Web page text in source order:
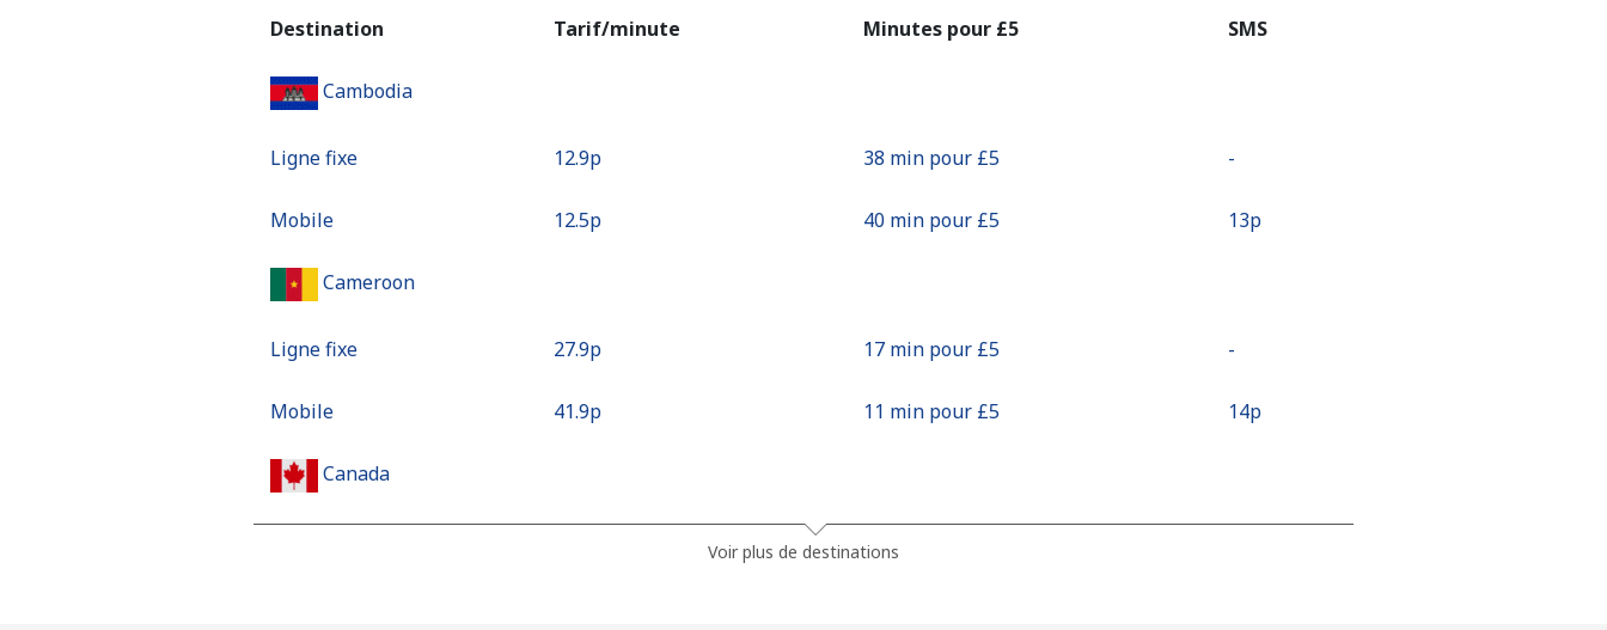
Destination Tarif/minute Minutes pour ⁦£5⁩ SMS
Cambodia
Ligne fixe ⁦12.9p⁩ 38 min pour ⁦£5⁩ -
Mobile ⁦12.5p⁩ 40 min pour ⁦£5⁩ ⁦13p⁩
Cameroon
Ligne fixe ⁦27.9p⁩ 17 min pour ⁦£5⁩ -
Mobile ⁦41.9p⁩ 11 min pour ⁦£5⁩ ⁦14p⁩
Canada
333 min pour ⁦£5⁩
Voir plus de destinations